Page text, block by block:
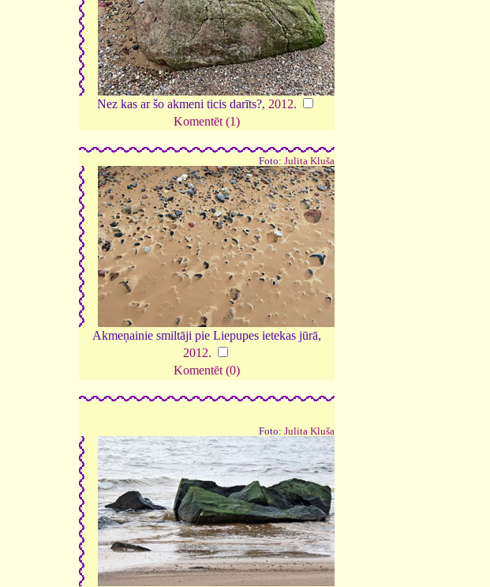
Nez kas ar šo akmeni ticis darīts?, 2012.
Komentēt (1)
Foto: Julita Kluša
Akmeņainie smiltāji pie Liepupes ietekas jūrā,
2012.
Komentēt (0)
Foto: Julita Kluša